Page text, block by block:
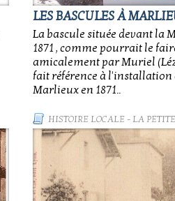
LES BASCULES À
La bascule située devant la
1871 , comme pourrait le
amicalement par Muriel
fait référence à l'installation
Marlieux en 1871..
HISTOIRE LOCALE- LA